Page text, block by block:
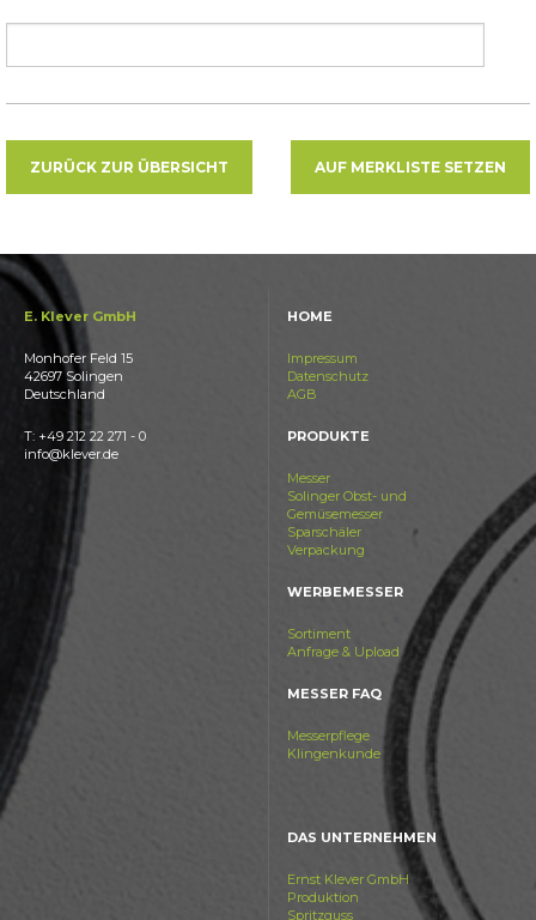
ZURÜCK ZUR ÜBERSICHT AUF MERKLISTE SETZEN
E. Klever GmbH
Monhofer Feld 15
42697 Solingen
Deutschland
T: +49 212 22 271 - 0
info@klever.de
HOME
Impressum
Datenschutz
AGB
PRODUKTE
Messer
Solinger Obst- und
Gemüsemesser
Sparschäler
Verpackung
WERBEMESSER
Sortiment
Anfrage & Upload
MESSER FAQ
Messerpflege
Klingenkunde
DAS UNTERNEHMEN
Ernst Klever GmbH
Produktion
Spritzguss